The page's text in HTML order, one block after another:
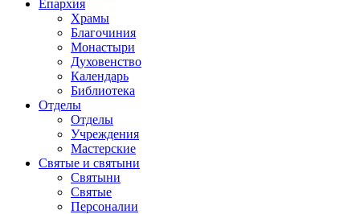
Епархия
Храмы
Благочиния
Монастыри
Духовенство
Календарь
Библиотека
Отделы
Отделы
Учреждения
Мастерские
Святые и святыни
Cвятыни
Cвятые
Персоналии